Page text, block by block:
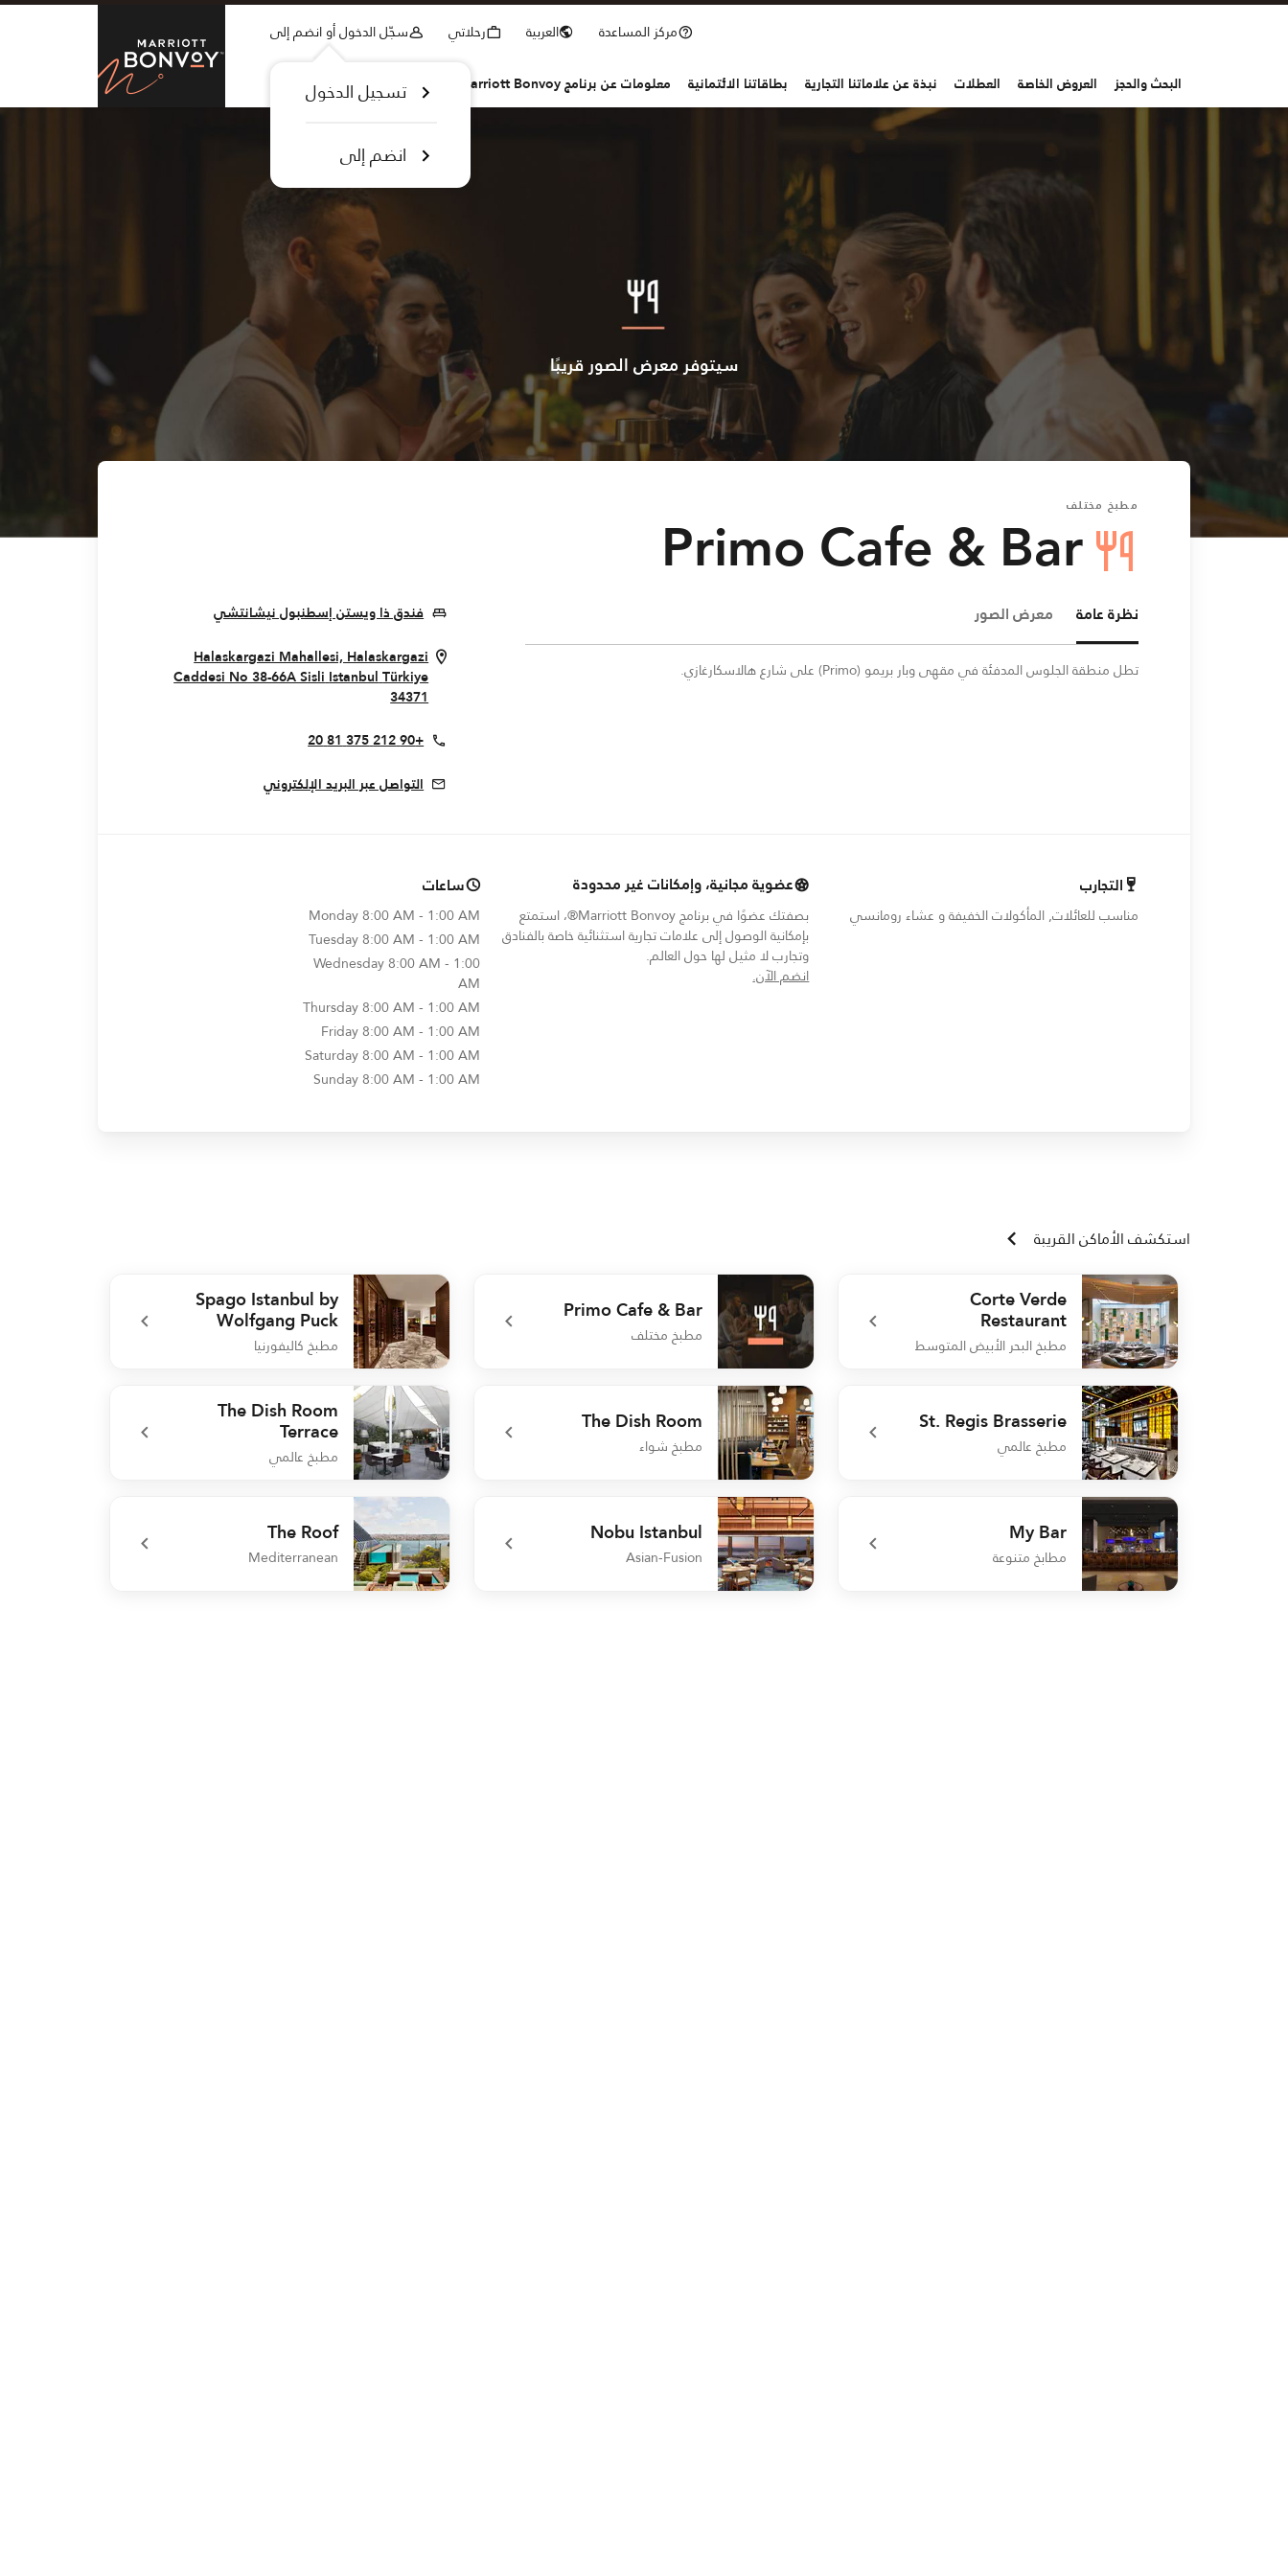
Skip to Content
Bonvoy
مركز المساعدة العربية رحلاتي سجّل الدخول أو انضم إلى
تسجيل الدخول
انضم إلى
البحث والحجز العروض الخاصة العطلات نبذة عن علاماتنا التجارية بطاقاتنا الائتمانية معلومات عن برنامج Marriott Bonvoy
سيتوفر معرض الصور قريبًا
مطبخ مختلفPrimo Cafe & Bar
نظرة عامة معرض الصور
تطل منطقة الجلوس المدفئة في مقهى وبار بريمو (Primo) على شارع هالاسكارغازي.
فندق ذا ويستن إسطنبول نيشانتشيOpens In New Window
Halaskargazi Mahallesi, Halaskargazi
Caddesi No 38-66A SisliIstanbulTürkiye
34371
Opens In New Window
+90 212 375 81 20
التواصل عبر البريد الإلكتروني
التجارب
مناسب للعائلات, المأكولات الخفيفة و عشاء رومانسي
عضوية مجانية، وإمكانات غير محدودة
بصفتك عضوًا في برنامج Marriott Bonvoy®، استمتع
بإمكانية الوصول إلى علامات تجارية استثنائية خاصة بالفنادق
وتجارب لا مثيل لها حول العالم.
انضم الآن.opens in new window
ساعات
Monday8:00 AM - 1:00 AM
Tuesday8:00 AM - 1:00 AM
Wednesday8:00 AM - 1:00
AM
Thursday8:00 AM - 1:00 AM
Friday8:00 AM - 1:00 AM
Saturday8:00 AM - 1:00 AM
Sunday8:00 AM - 1:00 AM
استكشف الأماكن القريبة
Corte Verde
Restaurant
مطبخ البحر الأبيض المتوسط
undefined Corte Verde Restaurant
Primo Cafe & Bar
مطبخ مختلف
undefined Primo Cafe & Bar
Spago Istanbul by
Wolfgang Puck
مطبخ كاليفورنيا
undefined Spago Istanbul by Wolfgang Puck
St. Regis Brasserie
مطبخ عالمي
undefined St. Regis Brasserie
The Dish Room
مطبخ شواء
undefined The Dish Room
The Dish Room
Terrace
مطبخ عالمي
undefined The Dish Room Terrace
My Bar
مطابخ متنوعة
Nobu Istanbul
Asian-Fusion
The Roof
Mediterranean